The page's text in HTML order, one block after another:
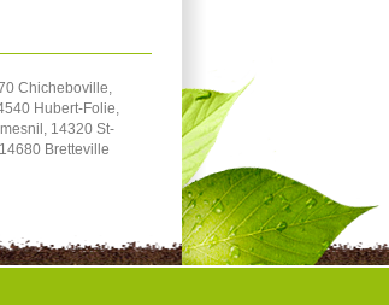
Chicheboville,
Hubert-Folie,
14320 St-
Bretteville